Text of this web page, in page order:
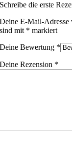
Schreibe die erste
Deine E-Mail-
sind mit * markiert
Deine Bewertung *
Deine Rezension *